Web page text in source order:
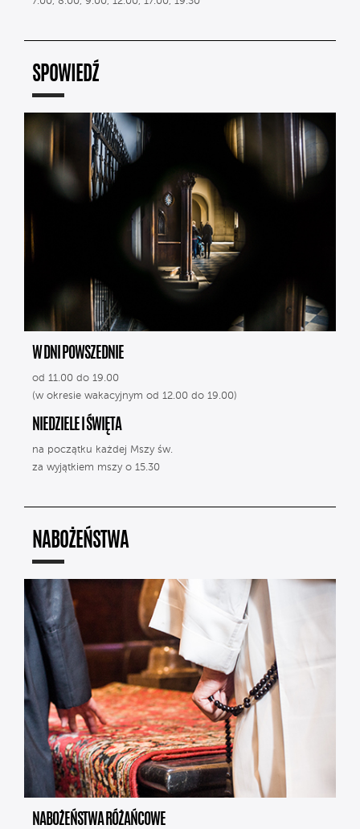
SPOWIEDŹ
W DNI POWSZEDNIE
od 11.00 do 19.00
(w okresie wakacyjnym od 12.00 do 19.00)
NIEDZIELE I ŚWIĘTA
na początku każdej Mszy św.
za wyjątkiem mszy o 15.30
NABOŻEŃSTWA
NABOŻEŃSTWA RÓŻAŃCOWE